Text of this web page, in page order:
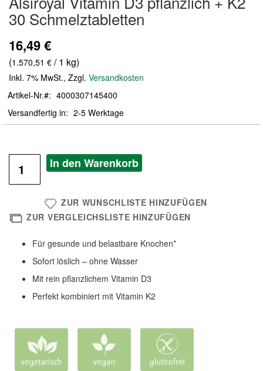
der
Bildergalerie
30 Schmelztabletten
16,49 €
(1.570,51 € / 1 kg)
Inkl. 7% MwSt., Zzgl. Versandkosten
Artikel-Nr.
4000307145400
Versandfertig in
2-5 Werktage
In den Warenkorb
ZUR WUNSCHLISTE HINZUFÜGEN
ZUR VERGLEICHSLISTE HINZUFÜGEN
Für gesunde und belastbare Knochen*
Sofort löslich – ohne Wasser
Mit rein pflanzlichem Vitamin D3
Perfekt kombiniert mit Vitamin K2